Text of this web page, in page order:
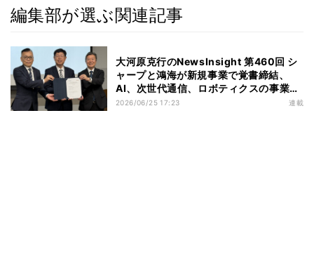
編集部が選ぶ関連記事
大河原克行のNewsInsight 第460回 シ
ャープと鴻海が新規事業で覚書締結、
AI、次世代通信、ロボティクスの事業創
出へ本腰
2026/06/25 17:23 連載